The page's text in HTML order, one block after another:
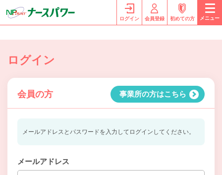
ログイン 会員登録 初めての方 メニュー
ログイン
会員の方 事業所の方はこちら
メールアドレスとパスワードを入力してログインしてください。
メールアドレス